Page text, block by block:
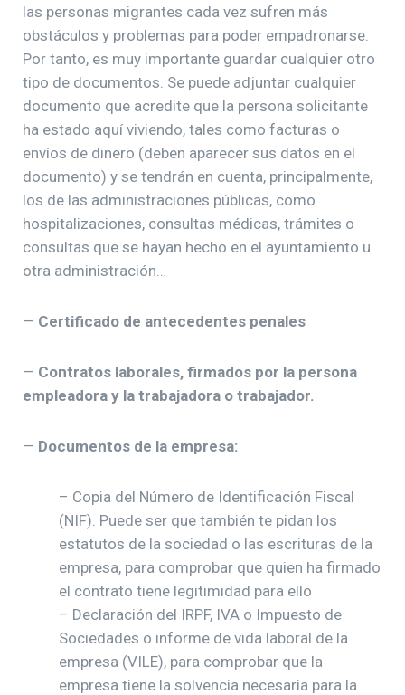
las personas migrantes cada vez sufren más
obstáculos y problemas para poder empadronarse.
Por tanto, es muy importante guardar cualquier otro
tipo de documentos. Se puede adjuntar cualquier
documento que acredite que la persona solicitante
ha estado aquí viviendo, tales como facturas o
envíos de dinero (deben aparecer sus datos en el
documento) y se tendrán en cuenta, principalmente,
los de las administraciones públicas, como
hospitalizaciones, consultas médicas, trámites o
consultas que se hayan hecho en el ayuntamiento u
otra administración…
— Certificado de antecedentes penales
— Contratos laborales, firmados por la persona
empleadora y la trabajadora o trabajador.
— Documentos de la empresa:
– Copia del Número de Identificación Fiscal
(NIF). Puede ser que también te pidan los
estatutos de la sociedad o las escrituras de la
empresa, para comprobar que quien ha firmado
el contrato tiene legitimidad para ello
– Declaración del IRPF, IVA o Impuesto de
Sociedades o informe de vida laboral de la
empresa (VILE), para comprobar que la
empresa tiene la solvencia necesaria para la